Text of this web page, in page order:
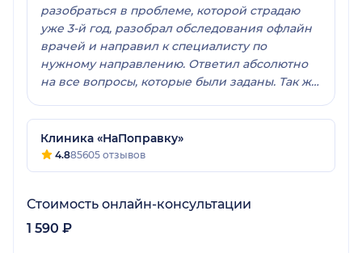
разобраться в проблеме, которой страдаю
уже 3-й год, разобрал обследования офлайн
врачей и направил к специалисту по
нужному направлению. Ответил абсолютно
на все вопросы, которые были заданы. Так же
Александрович НЕ сторонник назначения
препаратов без доказанной эффективности и
безопасности. Выражаю большую
благодарность за оказанную помощь!
Клиника «НаПоправку»
4.885605 отзывов
Стоимость онлайн-консультации
1 590 ₽